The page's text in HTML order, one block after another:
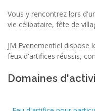
Vous y rencontrez lors
vie célibataire, fête de
JM Evenementiel dispose
feux d'artifices réussis,
Domaines